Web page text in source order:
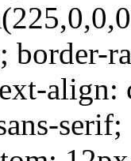
border-